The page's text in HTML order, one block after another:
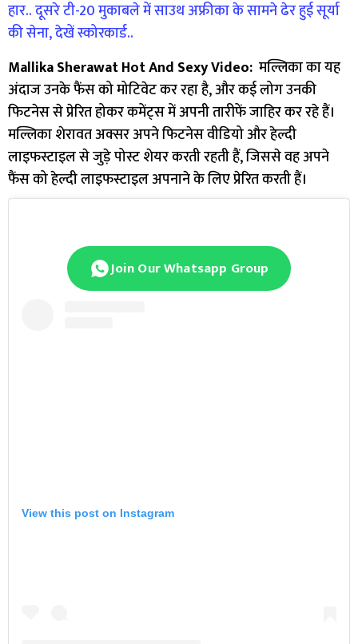
हार.. दूसरे टी-20 मुकाबले में साउथ अफ्रीका के सामने ढेर हुई सूर्या
की सेना, देखें स्कोरकार्ड..
Mallika Sherawat Hot And Sexy Video: मल्लिका का यह
अंदाज उनके फैंस को मोटिवेट कर रहा है, और कई लोग उनकी
फिटनेस से प्रेरित होकर कमेंट्स में अपनी तारीफें जाहिर कर रहे हैं।
मल्लिका शेरावत अक्सर अपने फिटनेस वीडियो और हेल्दी
लाइफस्टाइल से जुड़े पोस्ट शेयर करती रहती हैं, जिससे वह अपने
फैंस को हेल्दी लाइफस्टाइल अपनाने के लिए प्रेरित करती हैं।
Join Our Whatsapp Group
View this post on Instagram